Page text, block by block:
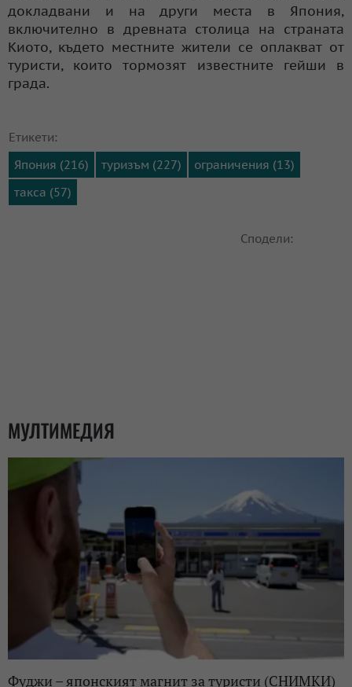
докладвани и на други места в Япония,
включително в древната столица на страната
Киото, където местните жители се оплакват от
туристи, които тормозят известните гейши в
града.
Етикети:
Япония (216)
туризъм (227)
ограничения (13)
такса (57)
Сподели:
МУЛТИМЕДИЯ
Фуджи – японският магнит за туристи (СНИМКИ)